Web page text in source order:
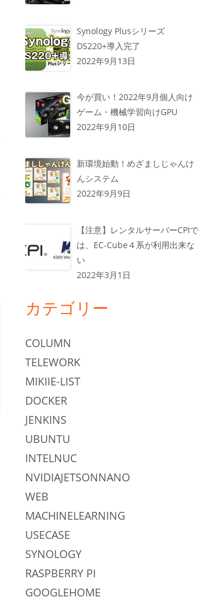
Synology Plusシリーズ
DS220+導入完了
2022年9月13日
今が買い！2022年9月個人向け
ゲーム・機械学習向けGPU
2022年9月10日
新環境始動！めざましじゃんけ
んシステム
2022年9月9日
【注意】レンタルサーバーCPIで
は、EC-Cube４系が利用出来な
い
2022年3月1日
カテゴリー
COLUMN
TELEWORK
MIKIIE-LIST
DOCKER
JENKINS
UBUNTU
INTELNUC
NVIDIAJETSONNANO
WEB
MACHINELEARNING
USECASE
SYNOLOGY
RASPBERRY PI
GOOGLEHOME